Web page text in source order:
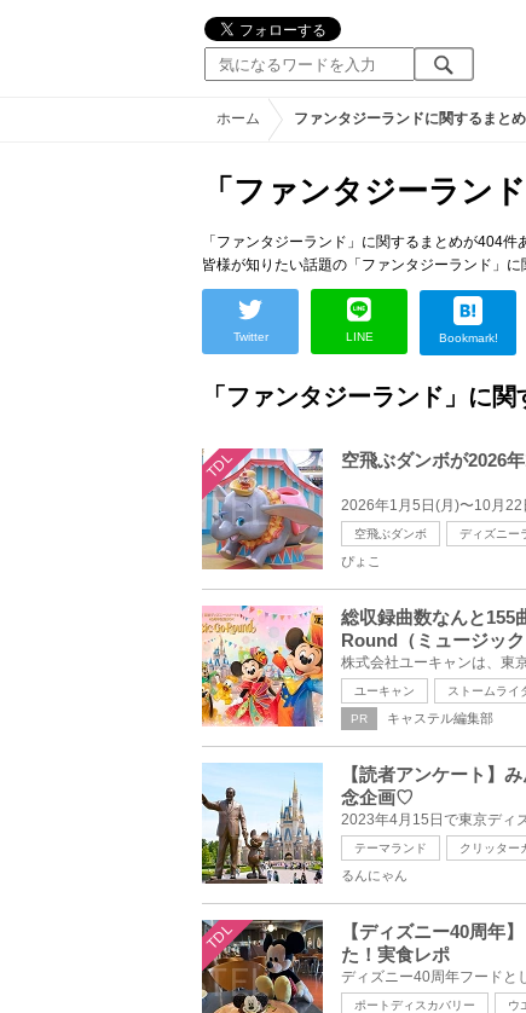
ホーム ファンタジーランドに関するまとめ
「ファンタジーラン
「ファンタジーランド」に関するまとめが404件
皆様が知りたい話題の「ファンタジーランド」
Twitter LINE Bookmark!
「ファンタジーランド」に
TDL 空飛ぶダンボが2026
空飛ぶダンボ ディズニー
ぴょこ
総収録曲数なんと155
Round（ミュージッ
ユーキャン ストームライ
PR キャステル編集部
【読者アンケート】
念企画♡
テーマランド クリッター
るんにゃん
TDL
【ディズニー40周年
た！実食レポ
ポートディスカバリー ウ